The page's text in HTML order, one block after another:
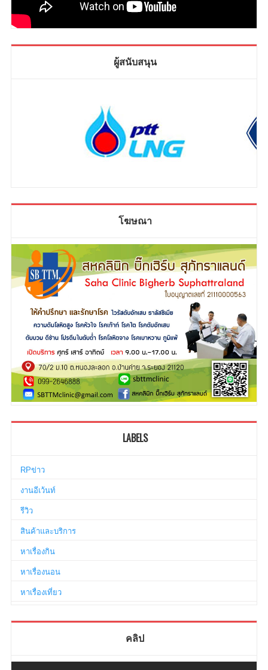
ผู้สนับสนุน
โฆษณา
LABELS
RPข่าว
งานอีเว้นท์
รีวิว
สินค้าและบริการ
หาเรื่องกิน
หาเรื่องนอน
หาเรื่องเที่ยว
คลิป